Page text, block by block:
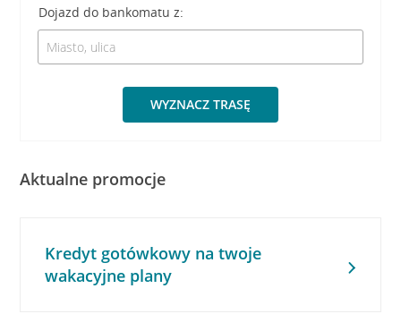
Dojazd do bankomatu z:
WYZNACZ TRASĘ
Aktualne promocje
Kredyt gotówkowy na twoje
wakacyjne plany